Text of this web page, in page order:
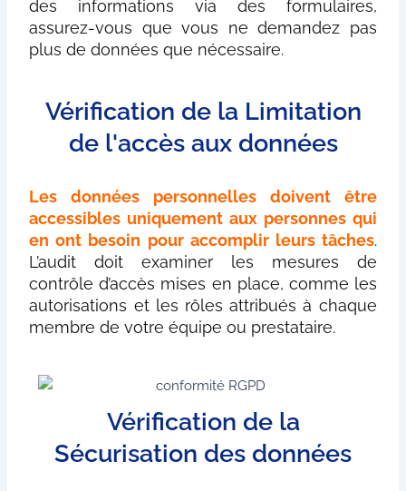
des informations via des formulaires,
assurez-vous que vous ne demandez pas
plus de données que nécessaire.
Vérification de la Limitation
de l'accès aux données
Les données personnelles doivent être
accessibles uniquement aux personnes qui
en ont besoin pour accomplir leurs tâches.
L’audit doit examiner les mesures de
contrôle d’accès mises en place, comme les
autorisations et les rôles attribués à chaque
membre de votre équipe ou prestataire.
Vérification de la
Sécurisation des données